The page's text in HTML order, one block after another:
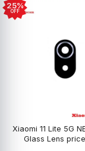
25%
OFF
Xiaomi 11 Lite 5G NE
Glass Lens